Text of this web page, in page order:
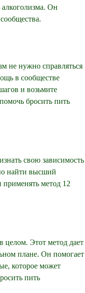
Он
не нужно справляться
в сообществе
и возьмите
бросить пить
свою зависимость
найти высший
метод 12
целом. Этот метод дает
плане. Он помогает
которое может
пить